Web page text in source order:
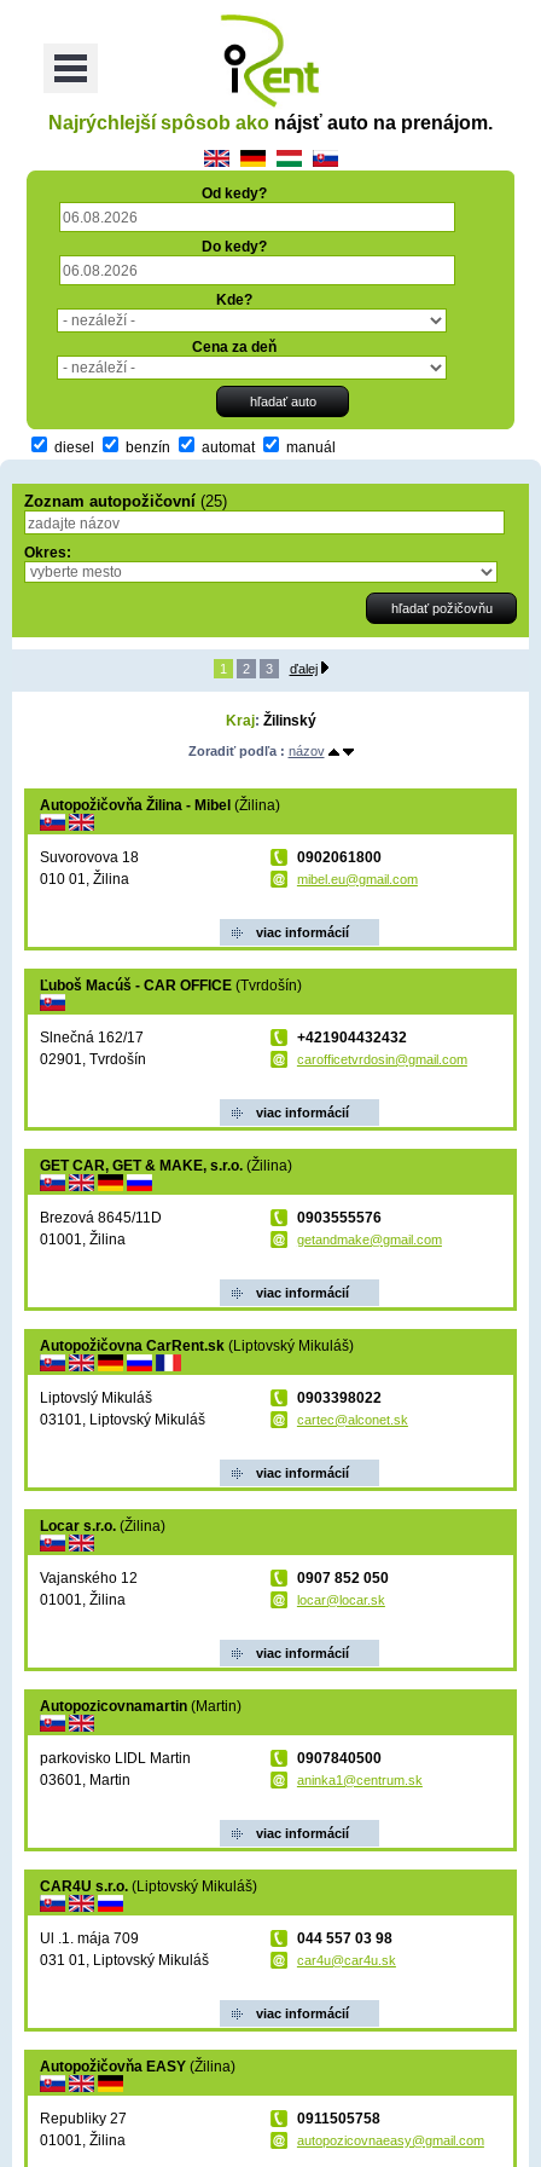
Menu
Najrýchlejší spôsob ako nájsť auto na prenájom.
Od kedy?
Do kedy?
Kde?
Cena za deň
diesel benzín automat manuál
Zoznam autopožičovní (25)
Okres:
1 2 3 ďalej
Kraj: Žilinský
Zoradiť podľa : názov
Autopožičovňa Žilina - Mibel (Žilina)
Suvorovova 18
010 01, Žilina
0902061800
mibel.eu@gmail.com
viac informácií
Ľuboš Macúš - CAR OFFICE (Tvrdošín)
Slnečná 162/17
02901, Tvrdošín
+421904432432
carofficetvrdosin@gmail.com
viac informácií
GET CAR, GET & MAKE, s.r.o. (Žilina)
Brezová 8645/11D
01001, Žilina
0903555576
getandmake@gmail.com
viac informácií
Autopožičovna CarRent.sk (Liptovský Mikuláš)
Liptovslý Mikuláš
03101, Liptovský Mikuláš
0903398022
cartec@alconet.sk
viac informácií
Locar s.r.o. (Žilina)
Vajanského 12
01001, Žilina
0907 852 050
locar@locar.sk
viac informácií
Autopozicovnamartin (Martin)
parkovisko LIDL Martin
03601, Martin
0907840500
aninka1@centrum.sk
viac informácií
CAR4U s.r.o. (Liptovský Mikuláš)
Ul .1. mája 709
031 01, Liptovský Mikuláš
044 557 03 98
car4u@car4u.sk
viac informácií
Autopožičovňa EASY (Žilina)
Republiky 27
01001, Žilina
0911505758
autopozicovnaeasy@gmail.com